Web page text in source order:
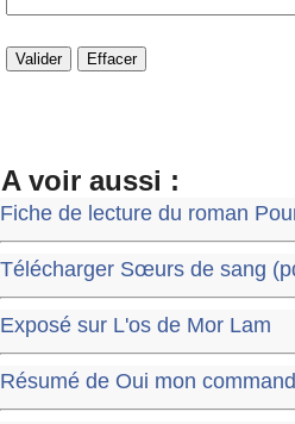
A voir aussi :
Fiche de lecture du roman
Télécharger Sœurs de sang
Exposé sur L'os de Mor Lam
Résumé de Oui mon